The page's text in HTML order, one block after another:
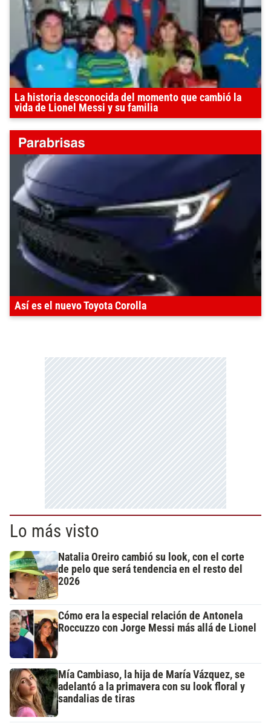
La historia desconocida del momento que cambió la
vida de Lionel Messi y su familia
Así es el nuevo Toyota Corolla
Lo más visto
Natalia Oreiro cambió su look, con el corte
de pelo que será tendencia en el resto del
2026
Cómo era la especial relación de Antonela
Roccuzzo con Jorge Messi más allá de Lionel
Mía Cambiaso, la hija de María Vázquez, se
adelantó a la primavera con su look floral y
sandalias de tiras